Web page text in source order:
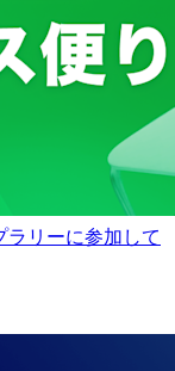
リーに参加して